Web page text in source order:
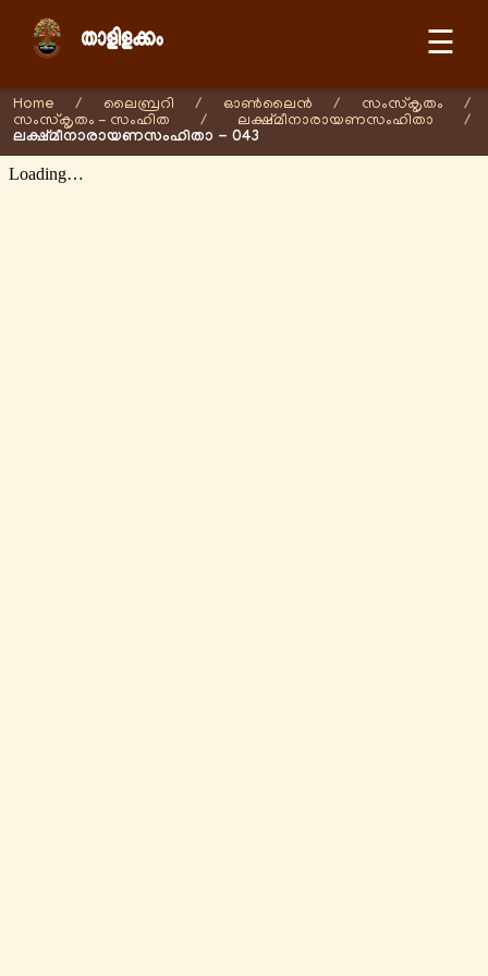
☰
Home / ലൈബ്രറി / ഓണ്‍ലൈന്‍ / സംസ്കൃതം
/
സംസ്കൃതം - സംഹിത
/ ലക്ഷ്മീനാരായണസംഹിതാ /
ലക്ഷ്മീനാരായണസംഹിതാ - 043